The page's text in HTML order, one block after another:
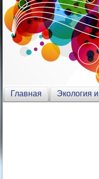
Главная Экология